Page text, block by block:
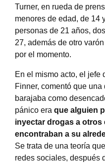
Turner, en rueda de
menores de edad, de 14
personas de 21 años,
27, además de otro
por el momento.
En el mismo acto, el jefe
Finner, comentó que
barajaba como
pánico era que alguien
inyectar drogas a
encontraban a su
Se trata de una teoría
redes sociales, después